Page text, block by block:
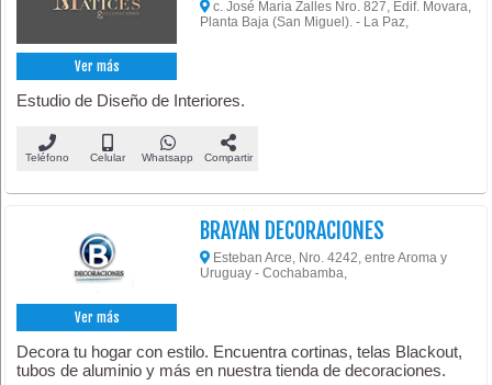
Ver más
c. José Maria Zalles Nro. 827, Edif. Movara,
Planta Baja (San Miguel). - La Paz,
Estudio de Diseño de Interiores.
Teléfono Celular Whatsapp Compartir
Ver más
BRAYAN DECORACIONES
Esteban Arce, Nro. 4242, entre Aroma y
Uruguay - Cochabamba,
Decora tu hogar con estilo. Encuentra cortinas, telas Blackout,
tubos de aluminio y más en nuestra tienda de decoraciones.